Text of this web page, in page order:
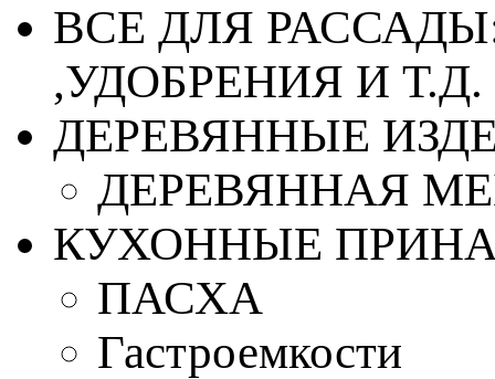
ВСЕ ДЛЯ
,УДОБРЕНИЯ И Т.Д.
ДЕРЕВЯННЫЕ
ДЕРЕВЯННАЯ
КУХОННЫЕ
ПАСХА
Гастроемкости